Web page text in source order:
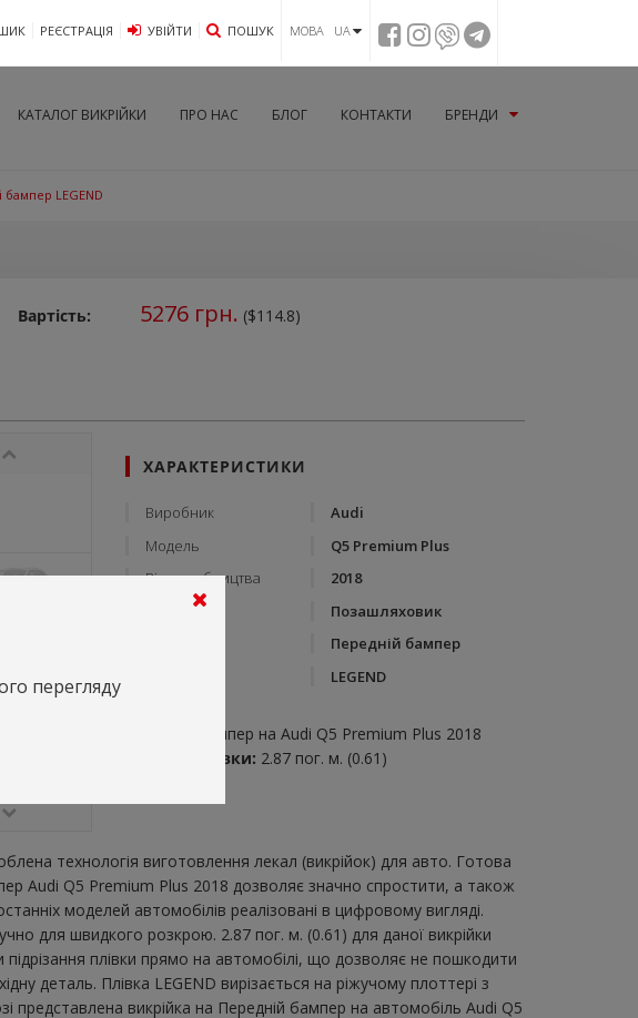
РЕЄСТРАЦІЯ УВIЙТИ ПОШУК МОВА UA
КАТАЛОГ ВИКРІЙКИ ПРО НАС БЛОГ КОНТАКТИ БРЕНДИ
LEGEND
Вартість: 5276грн. ($114.8)
ХАРАКТЕРИСТИКИ
Виробник
Audi
Модель
Q5 Premium Plus
Рік виробництва
2018
Тип кузову
Позашляховик
Передній бампер
LEGEND
Передній бампер на Audi Q5 Premium Plus 2018
Витрата плівки: 2.87 пог. м. (0.61)
технологія виготовлення лекал (викрійок) для авто. Готова
Audi Q5 Premium Plus 2018 дозволяє значно спростити, а також
моделей автомобілів реалізовані в цифровому вигляді.
для швидкого розкрою. 2.87 пог. м. (0.61) для даної викрійки
плівки прямо на автомобілі, що дозволяє не пошкодити
деталь. Плівка LEGEND вирізається на ріжучому плоттері з
​​викрійка на Передній бампер на автомобіль Audi Q5
перегляду